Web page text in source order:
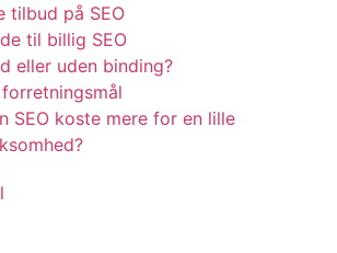
tilbud på SEO
til billig SEO
eller uden binding?
SEO koste mere for en lille